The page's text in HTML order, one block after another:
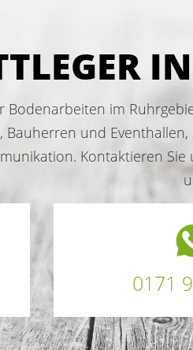
Bodenarbeiten im
und
Kontaktieren
0171